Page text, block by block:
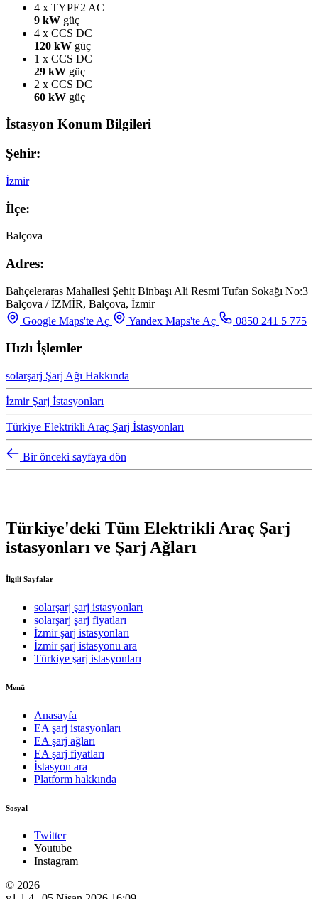
4 x TYPE2 AC
9 kW güç
4 x CCS DC
120 kW güç
1 x CCS DC
29 kW güç
2 x CCS DC
60 kW güç
İstasyon Konum Bilgileri
Şehir:
İzmir
İlçe:
Balçova
Adres:
Bahçeleraras Mahallesi Şehit Binbaşı Ali Resmi Tufan Sokağı No:3
Balçova / İZMİR, Balçova, İzmir
Google Maps'te Aç
Yandex Maps'te Aç 0850 241 5 775
Hızlı İşlemler
solarşarj Şarj Ağı Hakkında
İzmir Şarj İstasyonları
Türkiye Elektrikli Araç Şarj İstasyonları
Bir önceki sayfaya dön
Türkiye'deki Tüm Elektrikli Araç Şarj
istasyonları ve Şarj Ağları
İlgili Sayfalar
solarşarj şarj istasyonları
solarşarj şarj fiyatları
İzmir şarj istasyonları
İzmir şarj istasyonu ara
Türkiye şarj istasyonları
Menü
Anasayfa
EA şarj istasyonları
EA şarj ağları
EA şarj fiyatları
İstasyon ara
Platform hakkında
Sosyal
Twitter
Youtube
Instagram
© 2026